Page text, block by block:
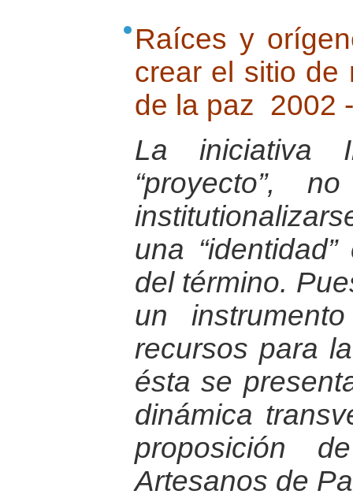
Raíces y
crear el sitio de
de la paz 2002
La iniciativa
“proyecto”,
una
del término.
un
recursos para
ésta se
dinámica
proposición
Artesanos de